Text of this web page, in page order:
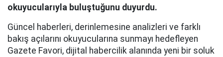
okuyucularıyla buluştuğunu duyurdu.
Güncel haberleri, derinlemesine analizleri ve farklı
bakış açılarını okuyucularına sunmayı hedefleyen
Gazete Favori, dijital habercilik alanında yeni bir soluk